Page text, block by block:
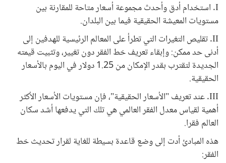
I. استخدام أدق وأحدث مجموعة أسعار متاحة للمقارنة بين
مستويات المعيشة الحقيقية فيما بين البلدان.
II. تقليص التغيرات التي تطرأ على المعالم الرئيسية للهدفين إلى
أدنى حد ممكن: وإبقاء تعريف خط الفقر دون تغيير، وتثبيت قيمته
الجديدة لتقترب بقدر الإمكان من 1.25 دولار في اليوم بالأسعار
الحقيقية.
III. عند تعريف "الأسعار الحقيقية"، فإن مستويات الأسعار الأكثر
أهمية لقياس معدل الفقر العالمي هي تلك التي يدفعها أشد سكان
العالم فقرا.
هذه المبادئ أدت إلى وضع قاعدة بسيطة للغاية لقرار تحديث خط
الفقر: